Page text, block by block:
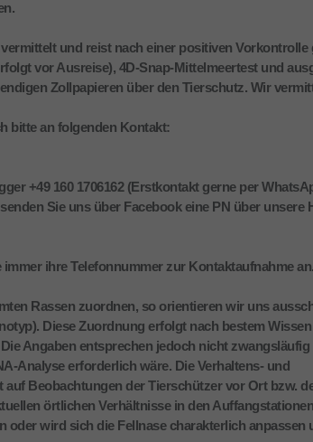
und reist nach einer positiven Vorkontrolle
vor Ausreise), 4D-Snap-Mittelmeertest und
Zollpapieren über den Tierschutz. Wir
bitte an folgenden Kontakt:
+49 160 1706162 (Erstkontakt gerne per
Sie uns über Facebook eine PN über unsere
ihre Telefonnummer zur Kontaktaufnahme an.
Rassen zuordnen, so orientieren wir uns
Diese Zuordnung erfolgt nach bestem
Angaben entsprechen jedoch nicht
Analyse erforderlich wäre. Die Verhaltens- und
Beobachtungen der Tierschützer vor Ort bzw.
örtlichen Verhältnisse in den
oder wird sich die Fellnase charakterlich anpassen